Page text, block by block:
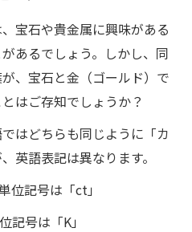
宝石や貴金属に興味がある
あるでしょう。しかし、同
、宝石と金（ゴールド）で
はご存知でしょうか？
はどちらも同じように「カ
英語表記は異なります。
位記号は「ct」
記号は「K」